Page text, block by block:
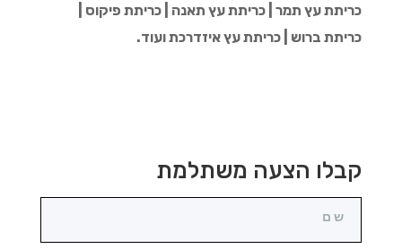
כריתת עץ תמר | כריתת עץ תאנה | כריתת פיקוס |
כריתת ברוש | כריתת עץ איזדרכת ועוד.
קבלו הצעה משתלמת